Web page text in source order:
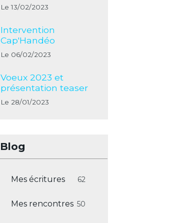
Le 13/02/2023
Intervention
Cap'Handéo
Le 06/02/2023
Voeux 2023 et
présentation teaser
Le 28/01/2023
Blog
Mes écritures 62
Mes rencontres 50